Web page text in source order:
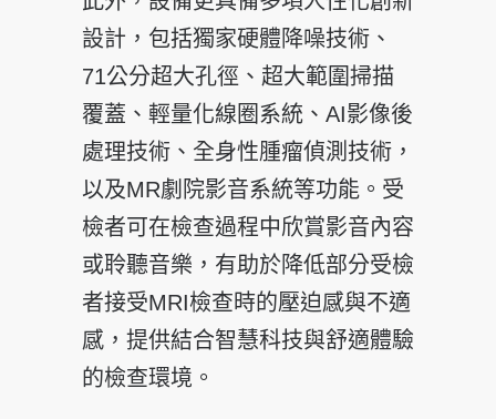
設計，包括獨家硬體降噪技術、
71公分超大孔徑、超大範圍掃描
覆蓋、輕量化線圈系統、AI影像後
處理技術、全身性腫瘤偵測技術，
以及MR劇院影音系統等功能。受
檢者可在檢查過程中欣賞影音內容
或聆聽音樂，有助於降低部分受檢
者接受MRI檢查時的壓迫感與不適
感，提供結合智慧科技與舒適體驗
的檢查環境。